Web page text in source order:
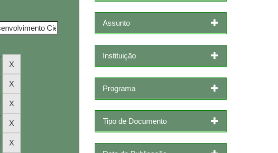
Assunto
Instituição
Programa
Tipo de Documento